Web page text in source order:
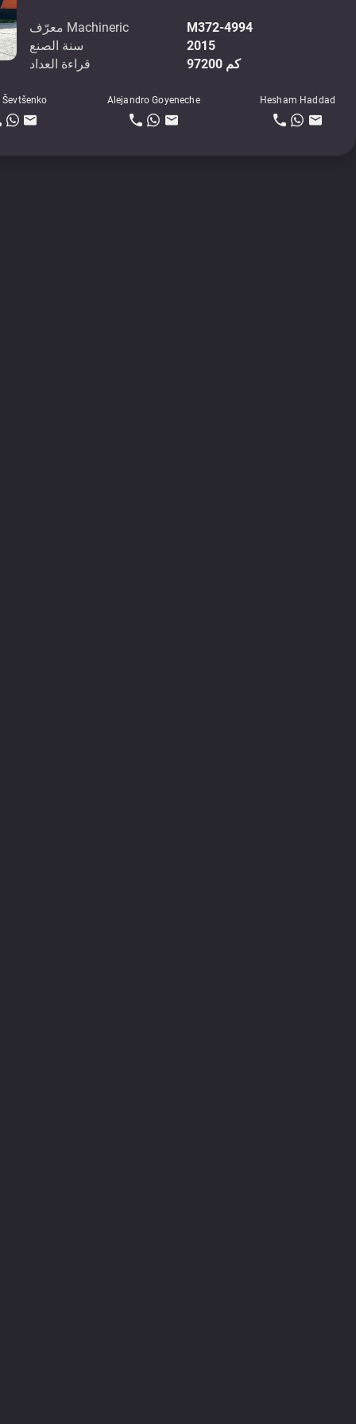
معرّف Machineric
M372-4994
سنة الصنع
2015
قراءة العداد
97200 كم
Ševtšenko Alejandro Goyeneche Hesham Haddad